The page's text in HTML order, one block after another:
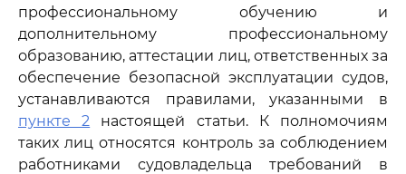
профессиональному обучению и
дополнительному профессиональному
образованию, аттестации лиц, ответственных за
обеспечение безопасной эксплуатации судов,
устанавливаются правилами, указанными в
пункте 2 настоящей статьи. К полномочиям
таких лиц относятся контроль за соблюдением
работниками судовладельца требований в